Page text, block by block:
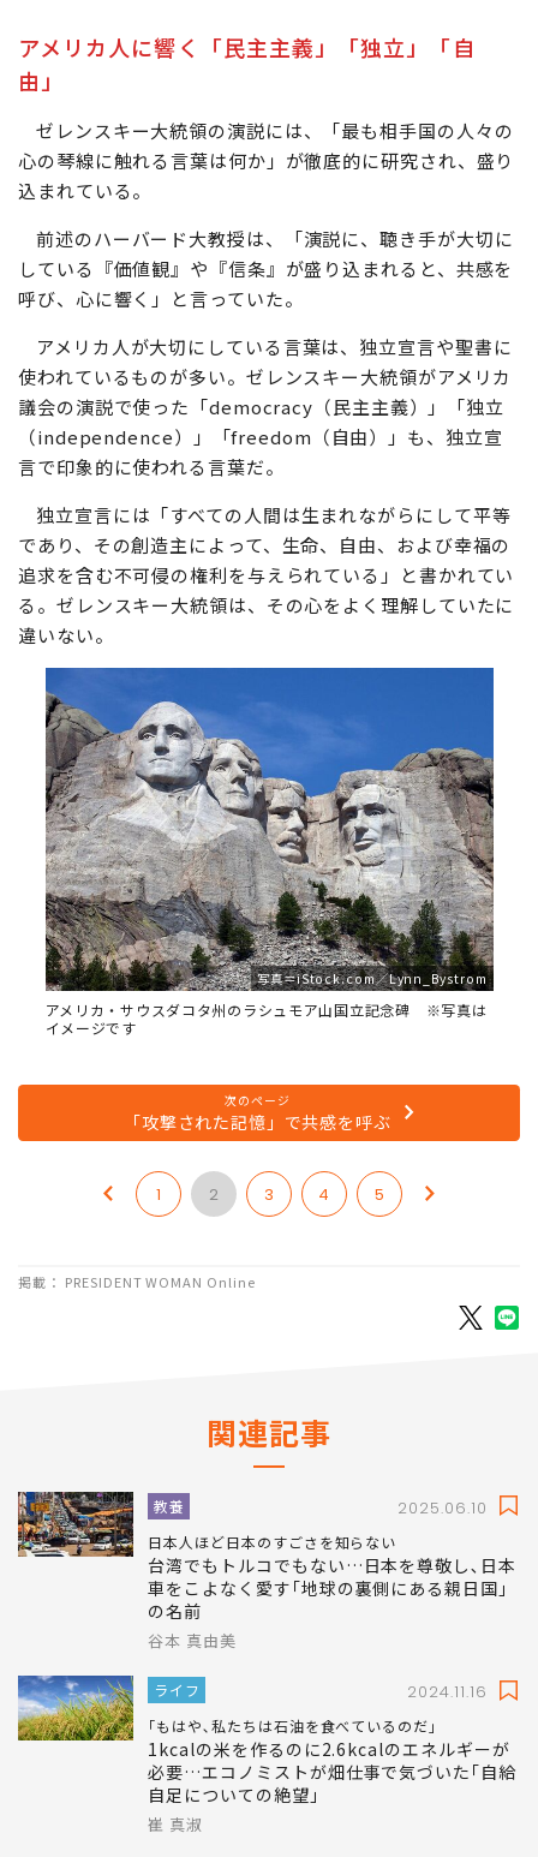
アメリカ人に響く「民主主義」「独立」「自
由」
ゼレンスキー大統領の演説には、「最も相手国の人々の
心の琴線に触れる言葉は何か」が徹底的に研究され、盛り
込まれている。
前述のハーバード大教授は、「演説に、聴き手が大切に
している『価値観』や『信条』が盛り込まれると、共感を
呼び、心に響く」と言っていた。
アメリカ人が大切にしている言葉は、独立宣言や聖書に
使われているものが多い。ゼレンスキー大統領がアメリカ
議会の演説で使った「democracy（民主主義）」「独立
（independence）」「freedom（自由）」も、独立宣
言で印象的に使われる言葉だ。
独立宣言には「すべての人間は生まれながらにして平等
であり、その創造主によって、生命、自由、および幸福の
追求を含む不可侵の権利を与えられている」と書かれてい
る。ゼレンスキー大統領は、その心をよく理解していたに
違いない。
写真＝iStock.com／Lynn_Bystrom
アメリカ・サウスダコタ州のラシュモア山国立記念碑 ※写真は
イメージです
次のページ
「攻撃された記憶」で共感を呼ぶ
1 2 3 4 5
掲載： PRESIDENT WOMAN Online
関連記事
教養 2025.06.10
日本人ほど日本のすごさを知らない
台湾でもトルコでもない…日本を尊敬し､日本
車をこよなく愛す｢地球の裏側にある親日国｣
の名前
谷本 真由美
ライフ 2024.11.16
｢もはや､私たちは石油を食べているのだ｣
1kcalの米を作るのに2.6kcalのエネルギーが
必要…エコノミストが畑仕事で気づいた｢自給
自足についての絶望｣
崔 真淑